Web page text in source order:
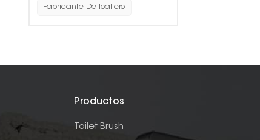
Fabricante De Toallero
Productos
Toilet Brush